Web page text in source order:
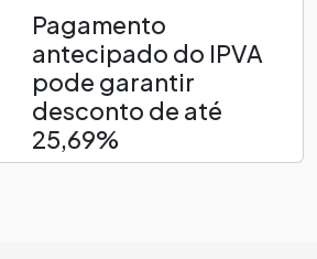
Pagamento
antecipado do IPVA
pode garantir
desconto de até
25,69%